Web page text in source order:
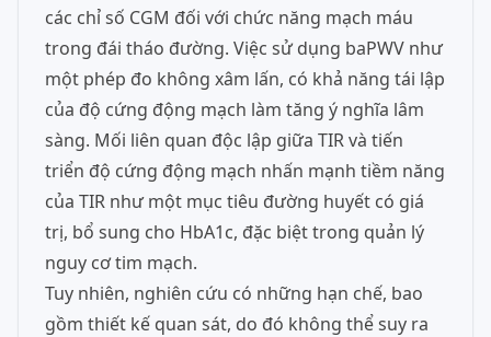
các chỉ số CGM đối với chức năng mạch máu
trong đái tháo đường. Việc sử dụng baPWV như
một phép đo không xâm lấn, có khả năng tái lập
của độ cứng động mạch làm tăng ý nghĩa lâm
sàng. Mối liên quan độc lập giữa TIR và tiến
triển độ cứng động mạch nhấn mạnh tiềm năng
của TIR như một mục tiêu đường huyết có giá
trị, bổ sung cho HbA1c, đặc biệt trong quản lý
nguy cơ tim mạch.
Tuy nhiên, nghiên cứu có những hạn chế, bao
gồm thiết kế quan sát, do đó không thể suy ra